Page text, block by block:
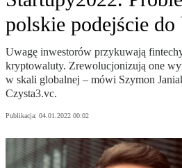
polskie podejście do
Uwagę inwestorów przykuwają
kryptowaluty. Zrewolucjonizują one
w skali globalnej – mówi Szymon
Czysta3.vc.
Publikacja: 04.01.2022 00:02